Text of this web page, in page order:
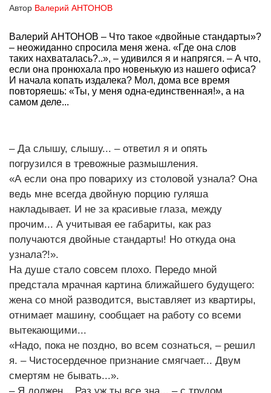
Автор Валерий АНТОНОВ
Валерий АНТОНОВ – Что такое «двойные стандарты»?
– неожиданно спросила меня жена. «Где она слов
таких нахваталась?..», – удивился я и напрягся. – А что,
если она пронюхала про новенькую из нашего офиса?
И начала копать издалека? Мол, дома все время
повторяешь: «Ты, у меня одна-единственная!», а на
самом деле...
– Да слышу, слышу... – ответил я и опять
погрузился в тревожные размышления.
«А если она про повариху из столовой узнала? Она
ведь мне всегда двойную порцию гуляша
накладывает. И не за красивые глаза, между
прочим... А учитывая ее габариты, как раз
получаются двойные стандарты! Но откуда она
узнала?!».
На душе стало совсем плохо. Передо мной
предстала мрачная картина ближайшего будущего:
жена со мной разводится, выставляет из квартиры,
отнимает машину, сообщает на работу со всеми
вытекающими...
«Надо, пока не поздно, во всем сознаться, – решил
я. – Чистосердечное признание смягчает... Двум
смертям не бывать...».
– Я должен... Раз уж ты все зна... – с трудом